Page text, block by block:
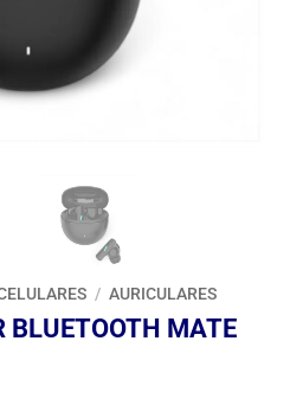
/ AURICULARES
BLUETOOTH MATE